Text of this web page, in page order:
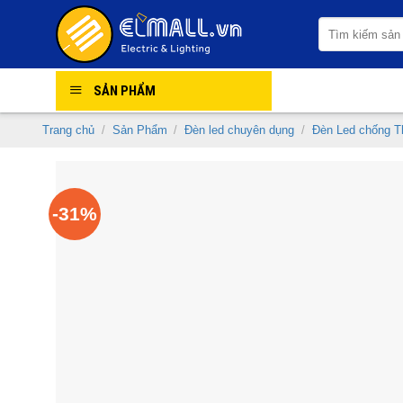
kiếm:
SẢN PHẨM
Trang chủ / Sản Phẩm / Đèn led chuyên dụng / Đèn Led chống
-31%